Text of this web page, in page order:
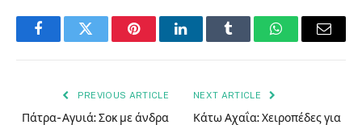
FacebookTwitter PinterestLinkedInTumblr WhatsAppEmail
PREVIOUS ARTICLE
Πάτρα- Αγυιά: Σοκ με άνδρα
NEXT ARTICLE
Κάτω Αχαΐα: Χειροπέδες για